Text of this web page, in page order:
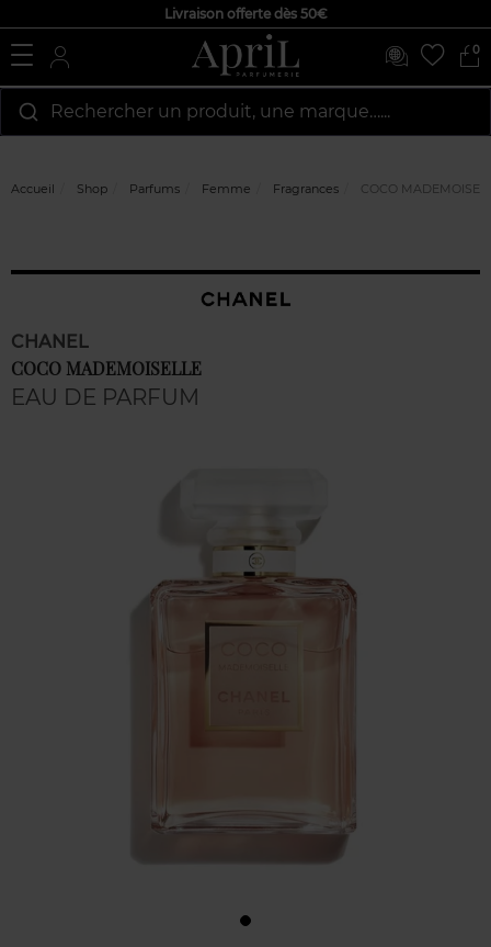
Livraison offerte dès 50€
0
Rechercher un produit, une marque…...
Accueil Shop Parfums Femme Fragrances COCO
CHANEL
COCO MADEMOISELLE
EAU DE PARFUM